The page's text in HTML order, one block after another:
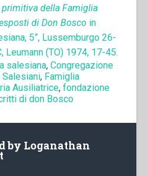
primitiva della Famiglia
di Don Bosco in
5”, Lussemburgo 26-
Leumann (TO) 1974, 17-45.
salesiana, Congregazione
, Famiglia
Ausiliatrice, fondazione
di don Bosco
by Loganathan